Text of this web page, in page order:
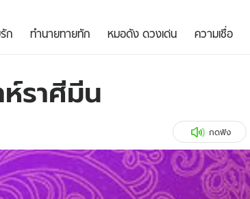
ดูดวง - ตรวจหวย
ถิติหวยไทย
ไลฟ์สไตล์
รถยนต์
สุขภาพ
เที่ยว-กิน
ก ทํานายทายทัก หมอดัง ดวงเด่น ความเชื่อ
ราศีมีน
กดฟัง